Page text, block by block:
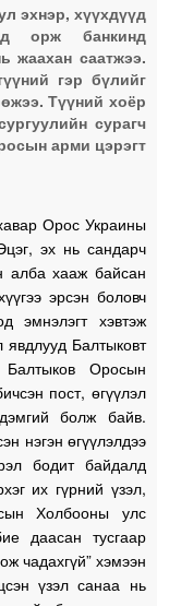
эхнэр, хүүхдүүд
орж банкинд
жаахан саатжээ.
гэр бүлийг
Түүний хоёр
сурагч
арми цэрэгт
Орос Украины
эх нь сандарч
алба хааж байсан
эрсэн боловч
эмнэлэгт хэвтэж
Балтыковт
Оросын
пост, өгүүлэл
болж байв.
нэгэн өгүүлэлдээ
бодит байдалд
их гүрний үзэл,
Холбооны улс
даасан тусгаар
чадахгүй” хэмээн
үзэл санаа нь